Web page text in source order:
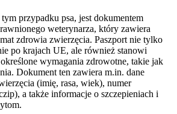
przypadku psa, jest dokumentem
weterynarza, który zawiera
zdrowia zwierzęcia. Paszport nie tylko
po krajach UE, ale również stanowi
wymagania zdrowotne, takie jak
Dokument ten zawiera m.in. dane
(imię, rasa, wiek), numer
a także informacje o szczepieniach i